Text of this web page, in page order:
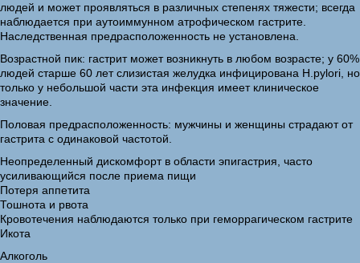
людей и может проявляться в различных степенях тяжести; всегда
наблюдается при аутоиммунном атрофическом гастрите.
Наследственная предрасположенность не установлена.
Возрастной пик: гастрит может возникнуть в любом возрасте; у 60%
людей старше 60 лет слизистая желудка инфицирована H.pylori, но
только у небольшой части эта инфекция имеет клиническое
значение.
Половая предрасположенность: мужчины и женщины страдают от
гастрита с одинаковой частотой.
Неопределенный дискомфорт в области эпигастрия, часто
усиливающийся после приема пищи
Потеря аппетита
Тошнота и рвота
Кровотечения наблюдаются только при геморрагическом гастрите
Икота
Алкоголь